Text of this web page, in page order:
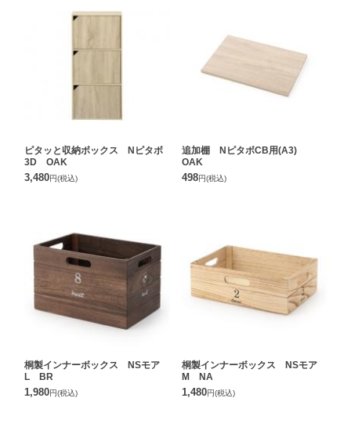
ピタッと収納ボックス Nピタボ
3D OAK
3,480円(税込)
追加棚 NピタボCB用(A3)
OAK
498円(税込)
桐製インナーボックス NSモア
L BR
1,980円(税込)
桐製インナーボックス NSモア
M NA
1,480円(税込)